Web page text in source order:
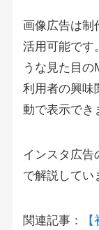
画像広告は制
活用可能です
うな見た目の
利用者の興味
動で表示でき
インスタ広告
で解説してい
関連記事：